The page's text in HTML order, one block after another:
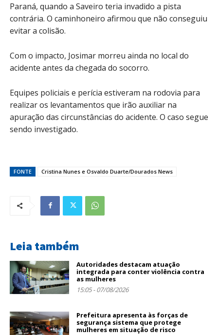
Paraná, quando a Saveiro teria invadido a pista
contrária. O caminhoneiro afirmou que não conseguiu
evitar a colisão.
Com o impacto, Josimar morreu ainda no local do
acidente antes da chegada do socorro.
Equipes policiais e perícia estiveram na rodovia para
realizar os levantamentos que irão auxiliar na
apuração das circunstâncias do acidente. O caso segue
sendo investigado.
FONTE Cristina Nunes e Osvaldo Duarte/Dourados News
Leia também
Autoridades destacam atuação
integrada para conter violência contra
as mulheres
15:05 - 07/08/2026
Prefeitura apresenta às forças de
segurança sistema que protege
mulheres em situação de risco